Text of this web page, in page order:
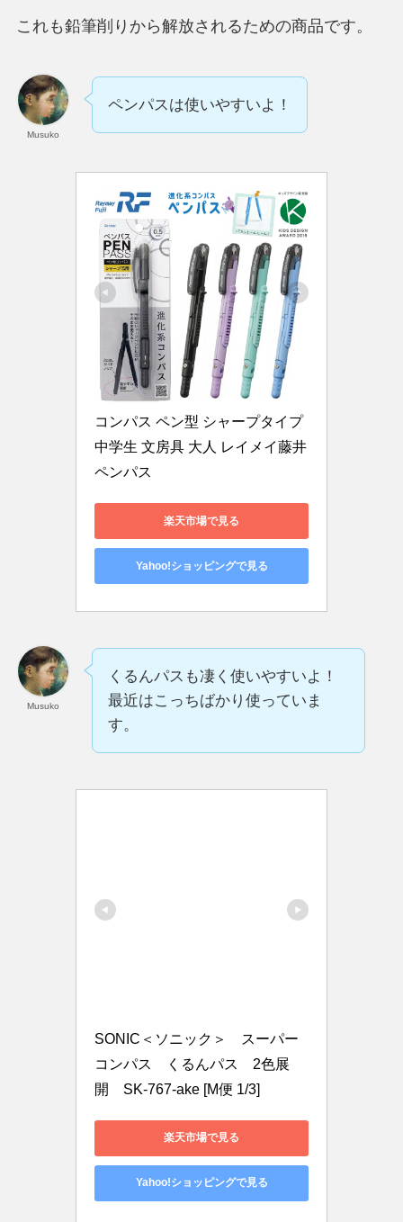
これも鉛筆削りから解放されるための商品です。
Musuko
ペンパスは使いやすいよ！
コンパス ペン型 シャープタイプ
中学生 文房具 大人 レイメイ藤井
ペンパス
楽天市場で見る
Yahoo!ショッピングで見る
Musuko
くるんパスも凄く使いやすいよ！
最近はこっちばかり使っていま
す。
SONIC＜ソニック＞　スーパー
コンパス　くるんパス　2色展
開　SK-767-ake [M便 1/3]
楽天市場で見る
Yahoo!ショッピングで見る